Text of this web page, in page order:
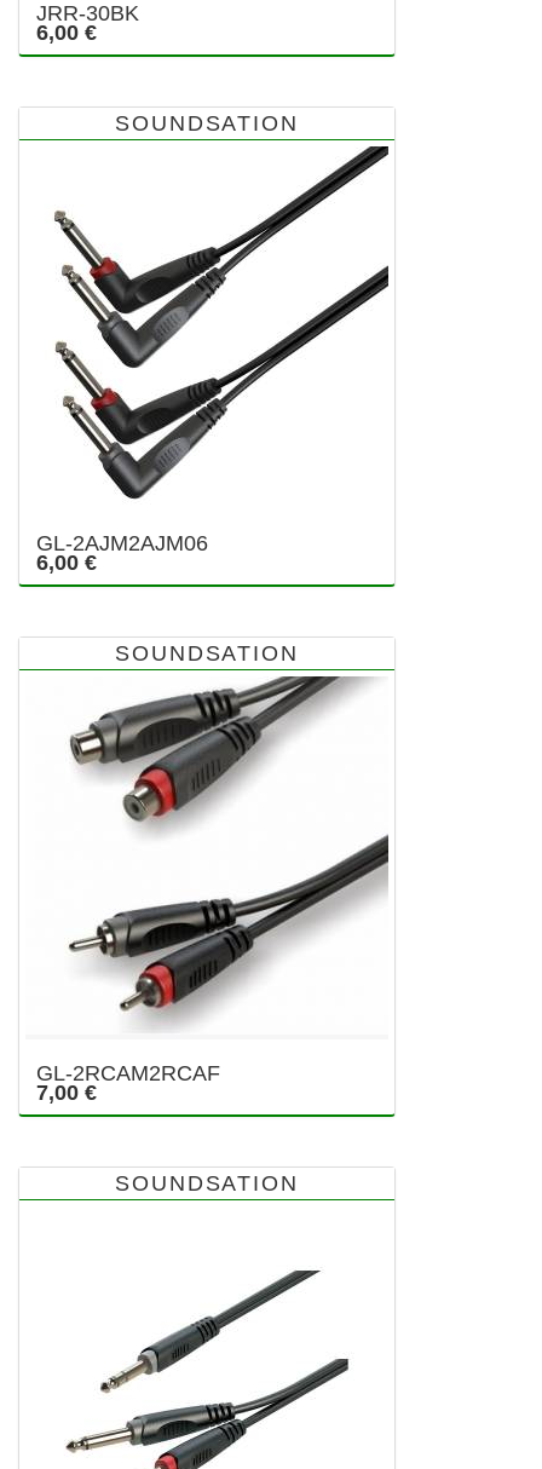
JRR-30BK
6,00 €
SOUNDSATION
GL-2AJM2AJM06
6,00 €
SOUNDSATION
GL-2RCAM2RCAF
7,00 €
SOUNDSATION